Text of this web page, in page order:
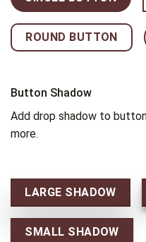
ROUND BUTTON
Button Shadow
Add drop shadow to
more.
LARGE SHADOW
SMALL SHADOW